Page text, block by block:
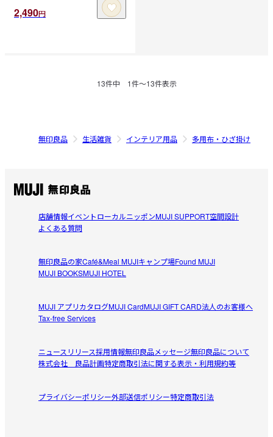
2,490円
13件中 1件〜13件表示
無印良品 生活雑貨 インテリア用品 多用布・ひざ掛け
店舗情報イベントローカルニッポンMUJI SUPPORT空間設計
よくある質問
無印良品の家Café&Meal MUJIキャンプ場Found MUJI
MUJI BOOKSMUJI HOTEL
MUJI アプリカタログMUJI CardMUJI GIFT CARD法人のお客様へ
Tax-free Services
ニュースリリース採用情報無印良品メッセージ無印良品について
株式会社 良品計画特定商取引法に関する表示・利用規約等
プライバシーポリシー外部送信ポリシー特定商取引法